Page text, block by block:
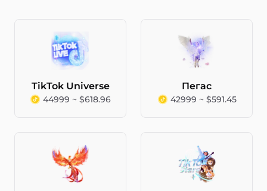
TikTok Universe
44999 ~ $618.96
Пегас
42999 ~ $591.45